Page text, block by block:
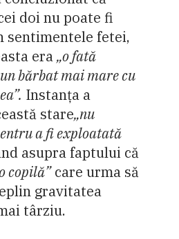
doi nu poate fi
sentimentele fetei,
era„o fată
bărbat mai mare cu
Instanța a
stare„nu
a fi exploatată
asupra faptului că
copilă”care urma să
gravitatea
târziu.